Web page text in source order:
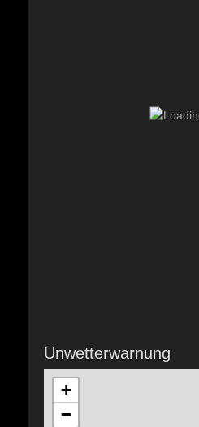
Unwetterwarnung
+
−